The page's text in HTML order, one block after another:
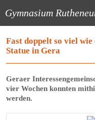
Gymnasium
Fast doppelt so viel
Statue in Gera
Geraer
vier Wochen konnten
werden.